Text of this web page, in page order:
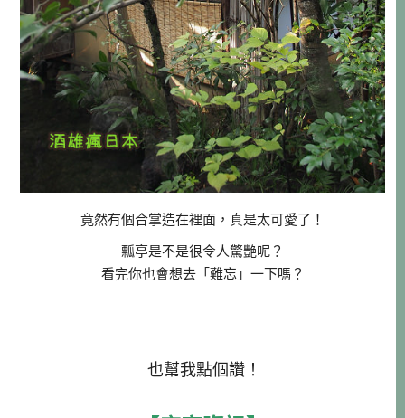
竟然有個合掌造在裡面，真是太可愛了！
瓢亭是不是很令人驚艷呢？
看完你也會想去「難忘」一下嗎？
也幫我點個讚！